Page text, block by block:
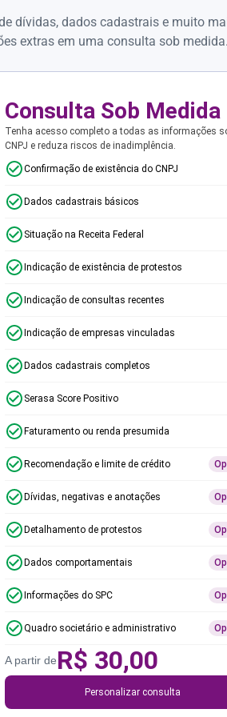
dívidas, dados cadastrais e muito
extras em uma consulta sob medida.
Consulta Sob Medida
Tenha acesso completo a todas as informações
CNPJ e reduza riscos de inadimplência.
Confirmação de existência do CNPJ
Dados cadastrais básicos
Situação na Receita Federal
Indicação de existência de protestos
Indicação de consultas recentes
Indicação de empresas vinculadas
Dados cadastrais completos
Serasa Score Positivo
Faturamento ou renda presumida
Recomendação e limite de crédito
Dívidas, negativas e anotações
Detalhamento de protestos
Dados comportamentais
Informações do SPC
Quadro societário e administrativo
A partir deR$ 30,00
Personalizar consulta